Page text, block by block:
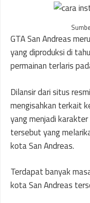
GTA San Andreas
yang diproduksi di
permainan terlaris
Dilansir dari situs
mengisahkan terkait
yang menjadi
tersebut yang
kota San Andreas.
Terdapat banyak
kota San Andreas